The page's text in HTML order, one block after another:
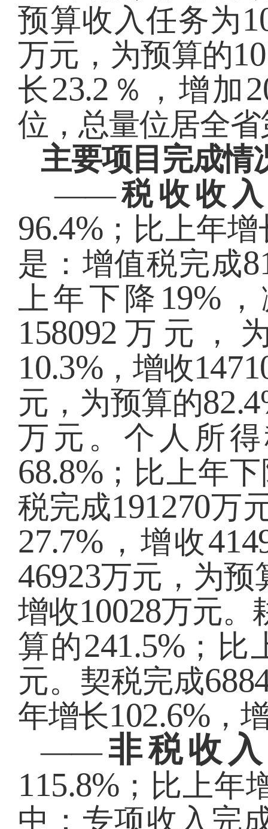
预算收入任务为
万元，为预算的
长23.2 ％，增加
位，总量位居全省
主要项目完成情
——税收收
96.4%；比上年增
是：增值税完成
上年下降 19%，
158092 万元，
10.3%，增收
元，为预算的
万元。个人所
68.8%；比上年
税完成191270万
27.7%，增收
46923万元，为预
增收10028万元。
算的241.5%；比
元。契税完成
年增长102.6% ，
——非税收入
115.8% ；比上年
中：专项收入完